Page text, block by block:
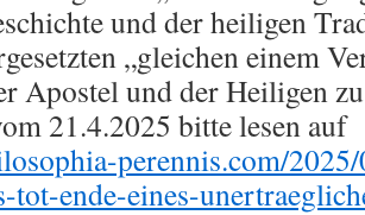
und der heiligen
„gleichen einem
Apostel und der Heiligen
21.4.2025 bitte lesen auf
perennis.com/
tot-ende-eines-